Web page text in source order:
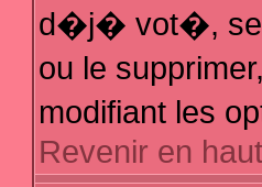
d�j� vot�,
ou le
modifiant les
Revenir en